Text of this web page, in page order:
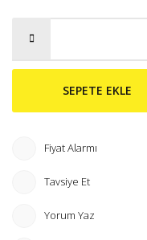
SEPETE EKLE
Fiyat Alarmı
Tavsiye Et
Yorum Yaz